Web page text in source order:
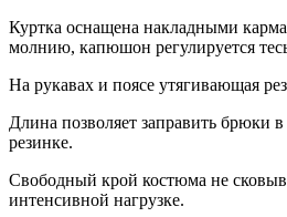
Куртка оснащена накладными
молнию, капюшон регулируется
На рукавах и поясе утягивающая
Длина позволяет заправить брюки
резинке.
Свободный крой костюма не
интенсивной нагрузке.